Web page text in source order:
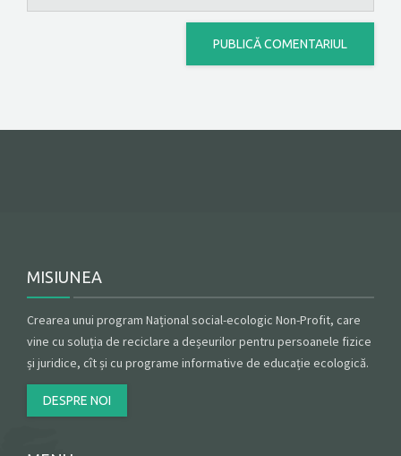
MISIUNEA
Crearea unui program Național social-ecologic Non-Profit, care
vine cu soluția de reciclare a deșeurilor pentru persoanele fizice
și juridice, cît și cu programe informative de educație ecologică.
DESPRE NOI